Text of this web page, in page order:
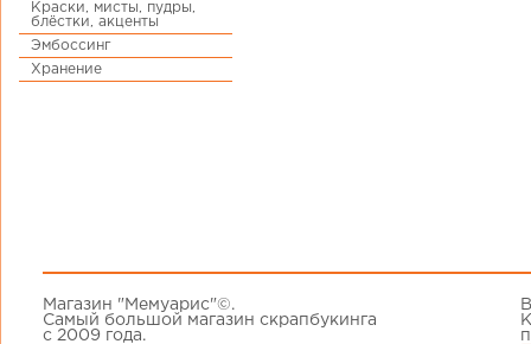
Краски, мисты, пудры,
блёстки, акценты
Эмбоссинг
Хранение
Магазин "Мемуарис"©.
Самый большой магазин скрапбукинга
с 2009 года.